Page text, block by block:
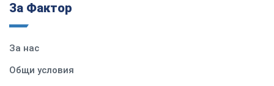
За Фактор
За нас
Общи условия